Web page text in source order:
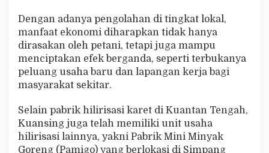
Dengan adanya pengolahan di tingkat lokal,
manfaat ekonomi diharapkan tidak hanya
dirasakan oleh petani, tetapi juga mampu
menciptakan efek berganda, seperti terbukanya
peluang usaha baru dan lapangan kerja bagi
masyarakat sekitar.
Selain pabrik hilirisasi karet di Kuantan Tengah,
Kuansing juga telah memiliki unit usaha
hilirisasi lainnya, yakni Pabrik Mini Minyak
Goreng (Pamigo) yang berlokasi di Simpang